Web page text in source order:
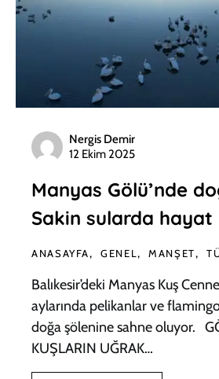
Nergis Demir
12 Ekim 2025
Manyas Gölü’nde
Sakin sularda hayat
ANASAYFA GENEL MANŞET
Balıkesir’deki Manyas Kuş
aylarında pelikanlar ve
doğa şölenine sahne oluyor.
KUŞLARIN UĞRAK…